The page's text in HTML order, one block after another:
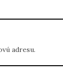
adresu.